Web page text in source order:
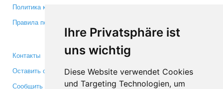
Ihre Privatsphäre ist
uns wichtig
Diese Website verwendet Cookies
und Targeting Technologien, um
Политика конфиденциальности
Правила пользования
Медиа
Контакты
Оставить отзыв
Сообщить об ошибке
Facebook
Twitter
YouTube